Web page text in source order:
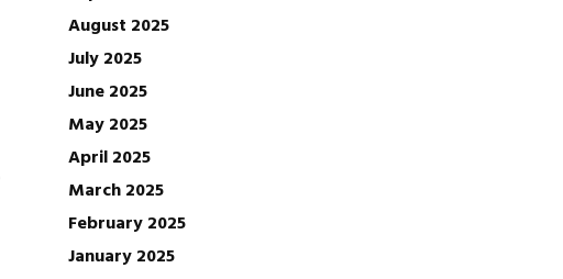
August 2025
July 2025
June 2025
May 2025
April 2025
March 2025
February 2025
January 2025